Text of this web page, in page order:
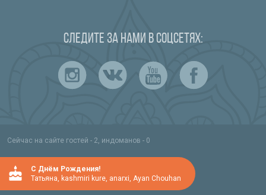
Следите за нами в соцсетях:
Сейчас на сайте гостей - 2, индоманов - 0
C Днём Рождения!
Татьяна, kashmiri kure, anarxi, Ayan Chouhan